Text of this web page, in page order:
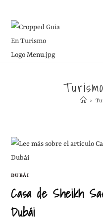
>
DUBÁI
Casa de Sheikh
Dubái